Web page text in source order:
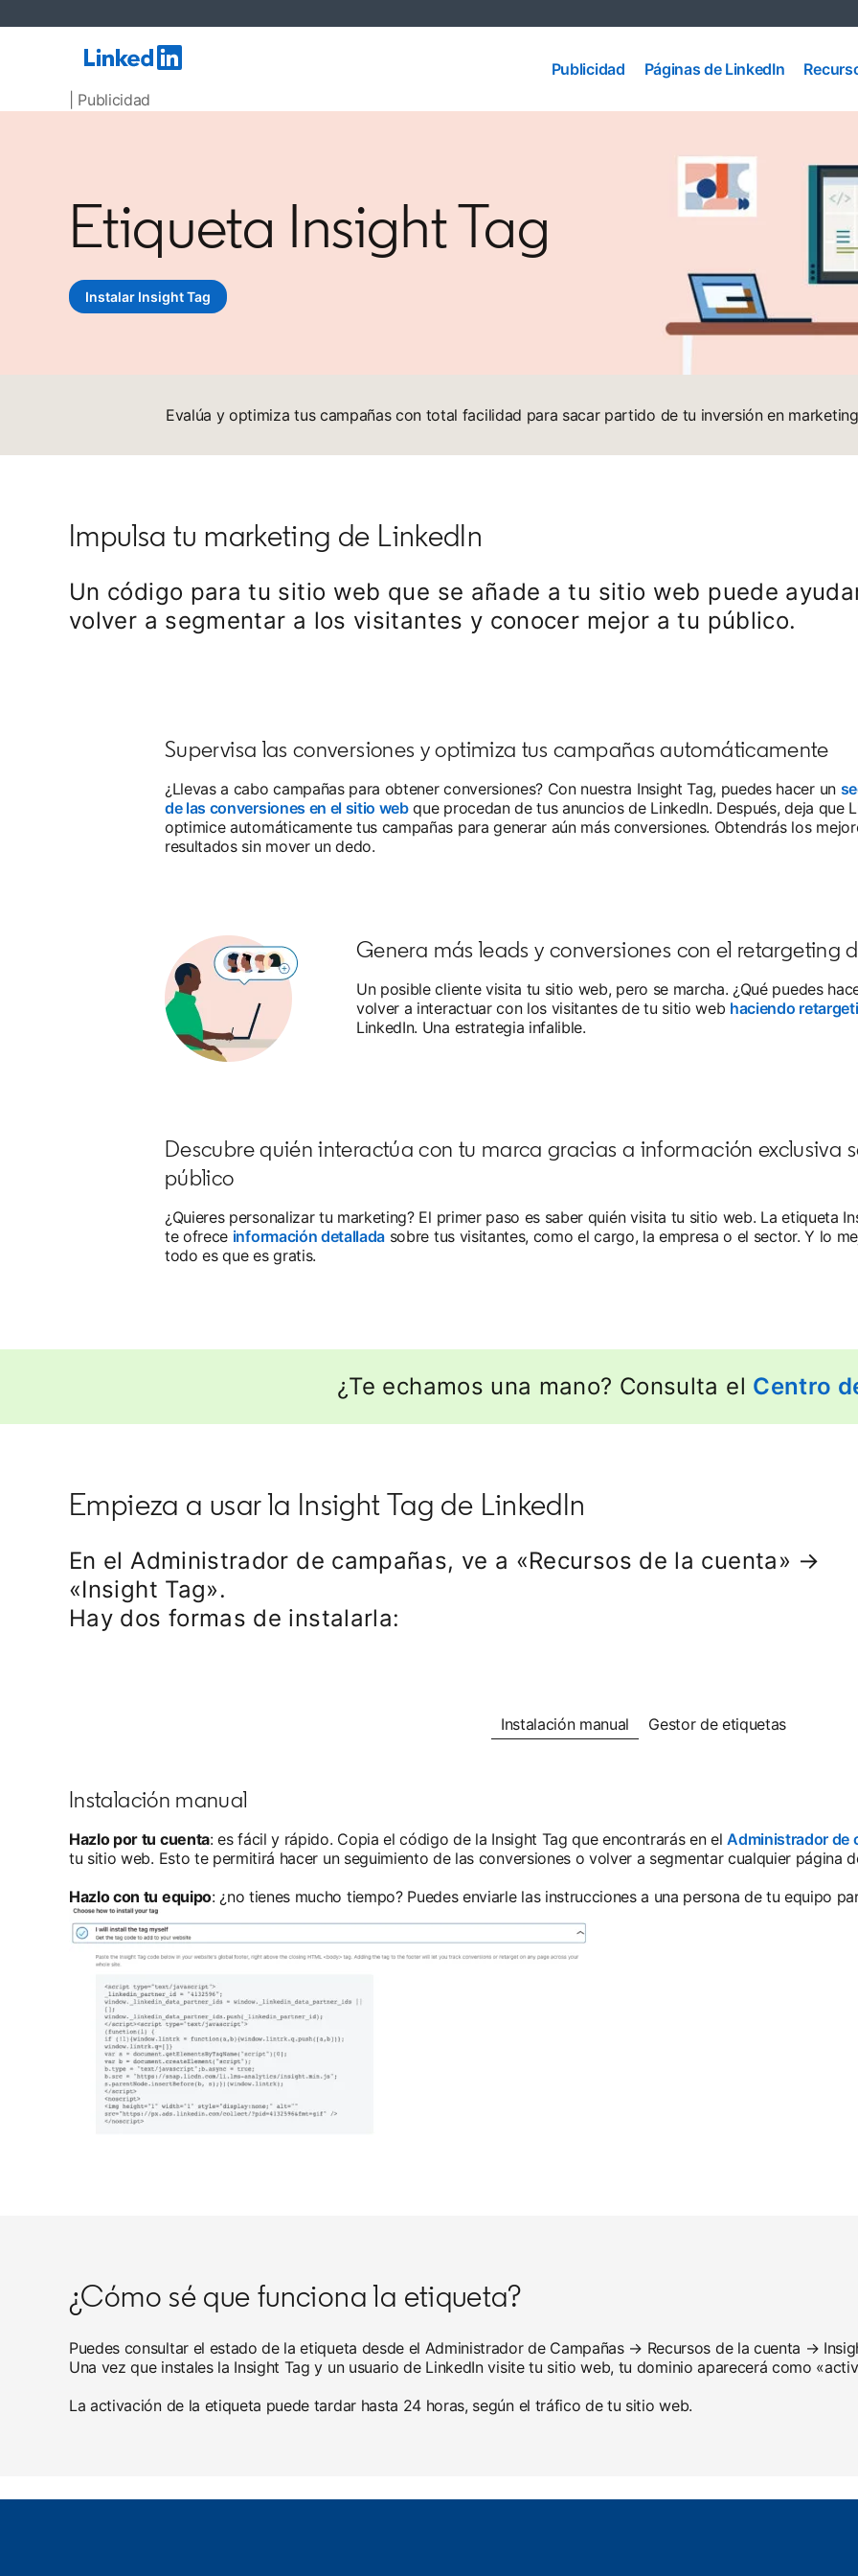
| Publicidad
Publicidad
Publicidad
de
Páginas de LinkedIn
Etiqueta Insight Tag
Instalar Insight Tag
Evalúa y optimiza tus campañas con total facilidad para sacar partido de tu inversión en
Impulsa tu marketing de LinkedIn
Un código para tu sitio web que se añade a tu sitio web puede
volver a segmentar a los visitantes y conocer mejor a tu público.
Supervisa las conversiones y optimiza tus campañas automáticamente
¿Llevas a cabo campañas para obtener conversiones? Con nuestra Insight Tag, puedes hacer un
de las conversiones en el sitio webque procedan de tus anuncios de LinkedIn. Después, deja que
optimice automáticamente tus campañas para generar aún más conversiones. Obtendrás los
resultados sin mover un dedo.
Genera más leads y conversiones con el retargeting
Un posible cliente visita tu sitio web, pero se marcha. ¿Qué puedes
volver a interactuar con los visitantes de tu sitio web haciendo
LinkedIn. Una estrategia infalible.
Descubre quién interactúa con tu marca gracias a información exclusiva
público
¿Quieres personalizar tu marketing? El primer paso es saber quién visita tu sitio web. La etiqueta
te ofrece información detallada sobre tus visitantes, como el cargo, la empresa o el sector. Y lo
todo es que es gratis.
¿Te echamos una mano? Consulta el Centro
Empieza a usar la Insight Tag de LinkedIn
En el Administrador de campañas, ve a «Recursos de la cuenta» →
«Insight Tag».
Hay dos formas de instalarla:
Instalación manual Gestor de etiquetas
Instalación manual
Hazlo por tu cuenta: es fácil y rápido. Copia el código de la Insight Tag que encontrarás en elAdministrador de
tu sitio web. Esto te permitirá hacer un seguimiento de las conversiones o volver a segmentar cualquier página
Hazlo con tu equipo: ¿no tienes mucho tiempo? Puedes enviarle las instrucciones a una persona de tu equipo
¿Cómo sé que funciona la etiqueta?
Puedes consultar el estado de la etiqueta desde el Administrador de Campañas → Recursos de la cuenta →
Una vez que instales la Insight Tag y un usuario de LinkedIn visite tu sitio web, tu dominio aparecerá como
La activación de la etiqueta puede tardar hasta 24 horas, según el tráfico de tu sitio web.